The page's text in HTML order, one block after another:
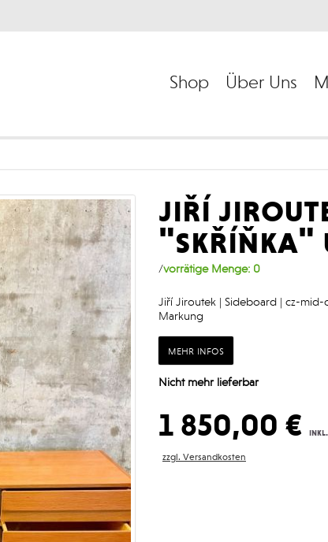
Über Uns
Shop
jiří
"skříňka"
/vorrätige Menge: 0
Jiří Jiroutek | Sideboard | cz-mid-
Markung
mehr infos
Nicht mehr lieferbar
1 850,00 € inkl.
zzgl. Versandkosten